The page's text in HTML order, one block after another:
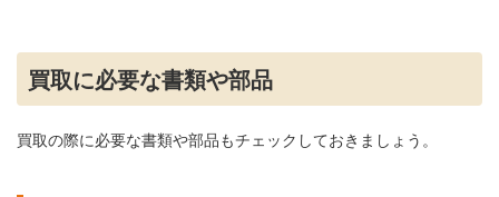
買取に必要な書類や部品
買取の際に必要な書類や部品もチェックしておきましょう。